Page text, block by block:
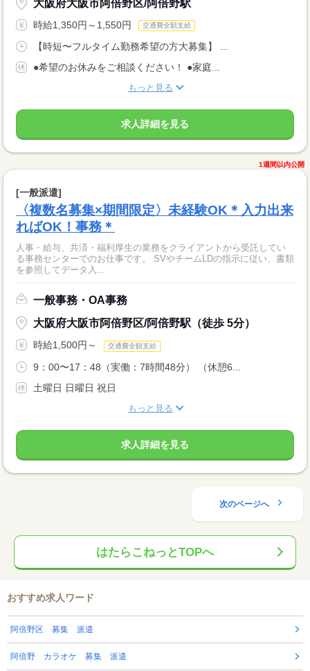
大阪府大阪市阿倍野区/阿倍野駅
時給1,350円～1,550円 交通費全額支給
【時短〜フルタイム勤務希望の方大募集】 ...
●希望のお休みをご相談ください！ ●家庭...
もっと見る
求人詳細を見る
1週間以内公開
[一般派遣]
〈複数名募集×期間限定〉未経験OK＊入力出来
ればOK！事務＊
人事・給与、共済・福利厚生の業務をクライアントから受託してい
る事務センターでのお仕事です。 SVやチームLDの指示に従い、書類
を参照してデータ入...
一般事務・OA事務
大阪府大阪市阿倍野区/阿倍野駅（徒歩 5分）
時給1,500円～ 交通費全額支給
9：00〜17：48（実働：7時間48分） （休憩6...
土曜日 日曜日 祝日
もっと見る
求人詳細を見る
次のページへ
はたらこねっとTOPへ
おすすめ求人ワード
阿倍野区 募集 派遣
阿倍野 カラオケ 募集 派遣